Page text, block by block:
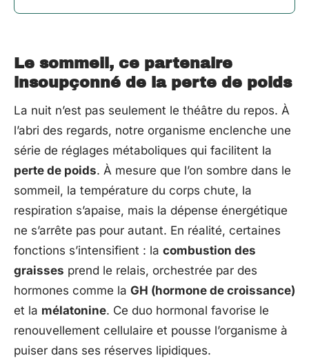
Le sommeil, ce partenaire
insoupçonné de la perte de poids
La nuit n’est pas seulement le théâtre du repos. À
l’abri des regards, notre organisme enclenche une
série de réglages métaboliques qui facilitent la
perte de poids. À mesure que l’on sombre dans le
sommeil, la température du corps chute, la
respiration s’apaise, mais la dépense énergétique
ne s’arrête pas pour autant. En réalité, certaines
fonctions s’intensifient : la combustion des
graisses prend le relais, orchestrée par des
hormones comme la GH (hormone de croissance)
et la mélatonine. Ce duo hormonal favorise le
renouvellement cellulaire et pousse l’organisme à
puiser dans ses réserves lipidiques.